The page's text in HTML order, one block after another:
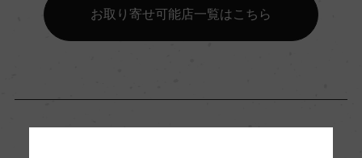
コンクール入賞歴お取り寄せ可能店一覧はこちら